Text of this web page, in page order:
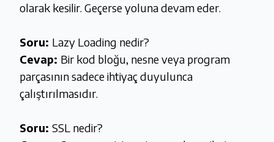
olarak kesilir. Geçerse yoluna devam eder.
Soru: Lazy Loading nedir?
Cevap: Bir kod bloğu, nesne veya program
parçasının sadece ihtiyaç duyulunca
çalıştırılmasıdır.
Soru: SSL nedir?